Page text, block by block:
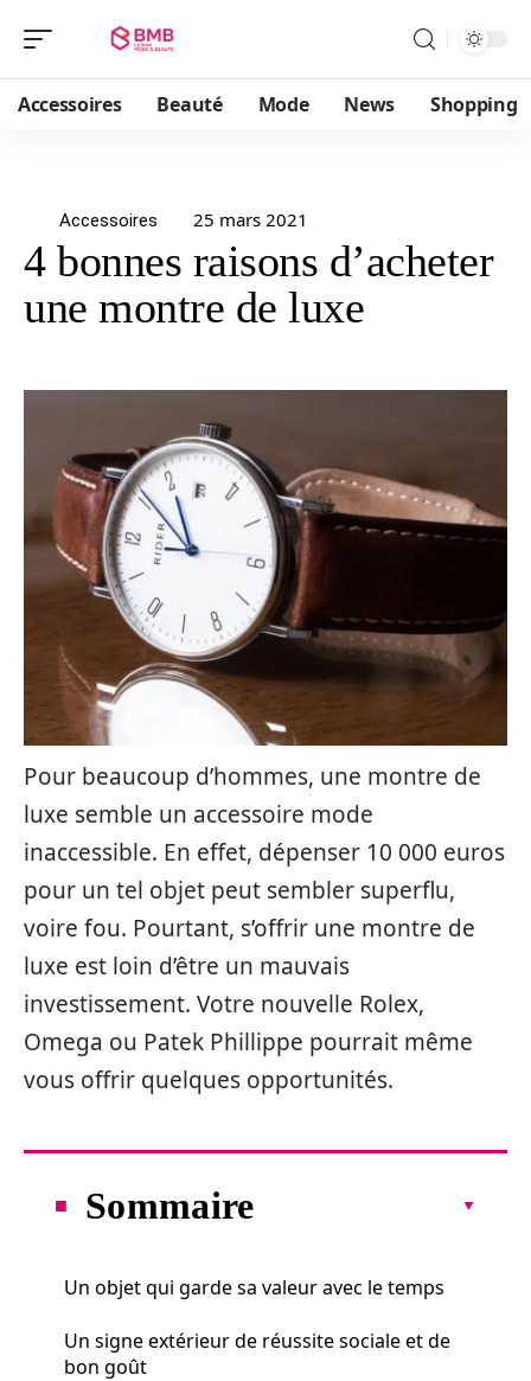
Accessoires Beauté Mode News Shopping
Accessoires 25 mars 2021
4 bonnes raisons d’acheter
une montre de luxe
Pour beaucoup d’hommes, une montre de
luxe semble un accessoire mode
inaccessible. En effet, dépenser 10 000 euros
pour un tel objet peut sembler superflu,
voire fou. Pourtant, s’offrir une montre de
luxe est loin d’être un mauvais
investissement. Votre nouvelle Rolex,
Omega ou Patek Phillippe pourrait même
vous offrir quelques opportunités.
Sommaire
Un objet qui garde sa valeur avec le temps
Un signe extérieur de réussite sociale et de
bon goût